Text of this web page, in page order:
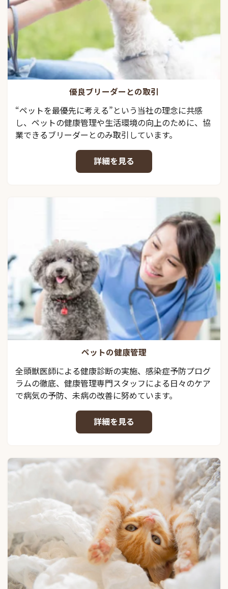
優良ブリーダーとの取引
“ペットを最優先に考える”という当社の理念に共感
し、ペットの健康管理や生活環境の向上のために、協
業できるブリーダーとのみ取引しています。
詳細を見る
ペットの健康管理
全頭獣医師による健康診断の実施、感染症予防プログ
ラムの徹底、健康管理専門スタッフによる日々のケア
で病気の予防、未病の改善に努めています。
詳細を見る